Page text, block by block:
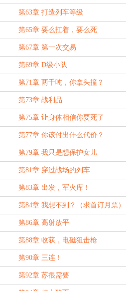
第63章 打造列车等级
第65章 要么扛着，要么死
第67章 第一次交易
第69章 D级小队
第71章 两千吨，你拿头撞？
第73章 战利品
第75章 让身体相信你要死了
第77章 你该付出什么代价？
第79章 我只是想保护女儿
第81章 穿过战场的列车
第83章 出发，军火库！
第84章 我想不到？（求首订月票）
第86章 高射放平
第88章 收获，电磁狙击枪
第90章 三连！
第92章 苏很需要